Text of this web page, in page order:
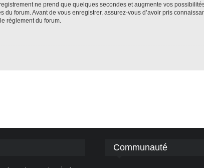
ne prend que quelques secondes et augmente vos
forum. Avant de vous enregistrer, assurez-vous d’avoir pris
règlement du forum.
Communauté